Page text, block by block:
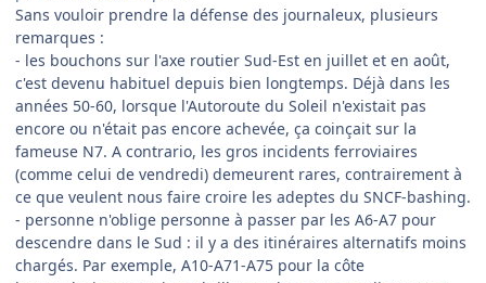
Sans vouloir prendre la défense des journaleux, plusieurs
remarques :
- les bouchons sur l'axe routier Sud-Est en juillet et en août,
c'est devenu habituel depuis bien longtemps. Déjà dans les
années 50-60, lorsque l'Autoroute du Soleil n'existait pas
encore ou n'était pas encore achevée, ça coinçait sur la
fameuse N7. A contrario, les gros incidents ferroviaires
(comme celui de vendredi) demeurent rares, contrairement à
ce que veulent nous faire croire les adeptes du SNCF-bashing.
- personne n'oblige personne à passer par les A6-A7 pour
descendre dans le Sud : il y a des itinéraires alternatifs moins
chargés. Par exemple, A10-A71-A75 pour la côte